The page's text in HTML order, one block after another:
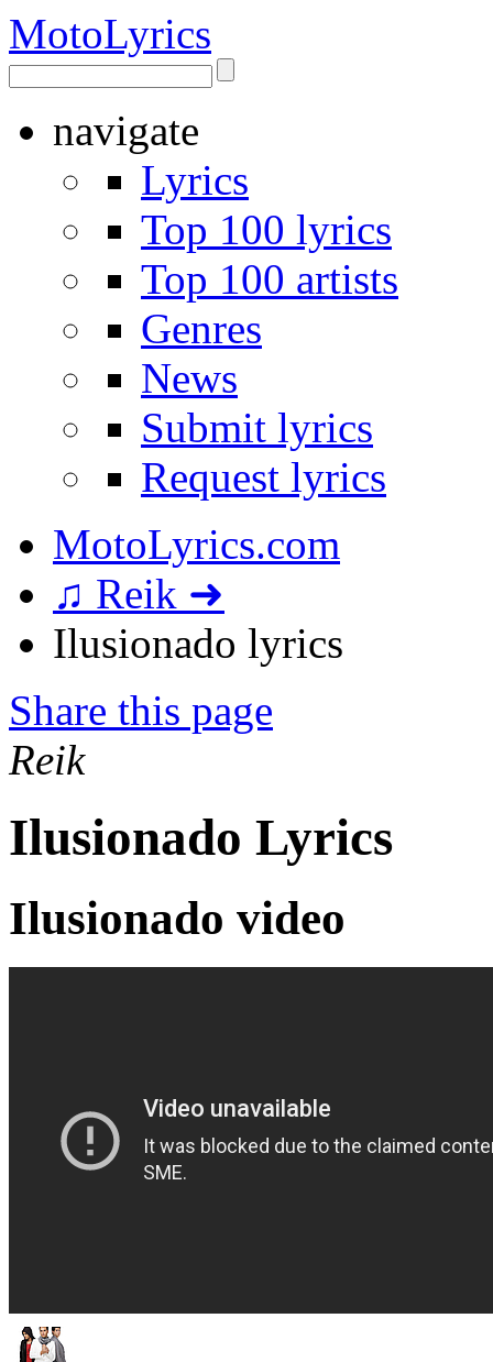
MotoLyrics
navigate
Lyrics
Top 100 lyrics
Top 100 artists
Genres
News
Submit lyrics
Request lyrics
MotoLyrics.com
♫ Reik ➜
Ilusionado lyrics
Share this page
Reik
Ilusionado Lyrics
Ilusionado video